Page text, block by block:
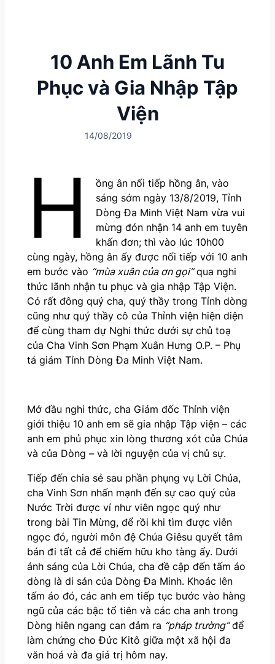
10 Anh Em Lãnh Tu
Phục và Gia Nhập Tập
Viện
14/08/2019
H
ồng ân nối tiếp hồng ân, vào
sáng sớm ngày 13/8/2019, Tỉnh
Dòng Đa Minh Việt Nam vừa vui
mừng đón nhận 14 anh em tuyên
khấn đơn; thì vào lúc 10h00
cùng ngày, hồng ân ấy được nối tiếp với 10 anh
em bước vào “mùa xuân của ơn gọi”qua nghi
thức lãnh nhận tu phục và gia nhập Tập Viện.
Có rất đông quý cha, quý thầy trong Tỉnh dòng
cũng như quý thầy cô của Thỉnh viện hiện diện
để cùng tham dự Nghi thức dưới sự chủ toạ
của Cha Vinh Sơn Phạm Xuân Hưng O.P. – Phụ
tá giám Tỉnh Dòng Đa Minh Việt Nam.
Mở đầu nghi thức, cha Giám đốc Thỉnh viện
giới thiệu 10 anh em sẽ gia nhập Tập viện – các
anh em phủ phục xin lòng thương xót của Chúa
và của Dòng – và lời nguyện của vị chủ sự.
Tiếp đến chia sẻ sau phần phụng vụ Lời Chúa,
cha Vinh Sơn nhấn mạnh đến sự cao quý của
Nước Trời được ví như viên ngọc quý như
trong bài Tin Mừng, để rồi khi tìm được viên
ngọc đó, người môn đệ Chúa Giêsu quyết tâm
bán đi tất cả để chiếm hữu kho tàng ấy. Dưới
ánh sáng của Lời Chúa, cha đề cập đến tấm áo
dòng là di sản của Dòng Đa Minh. Khoác lên
tấm áo đó, các anh em tiếp tục bước vào hàng
ngũ của các bậc tổ tiên và các cha anh trong
Dòng hiên ngang can đảm ra “pháp trường”để
làm chứng cho Đức Kitô giữa một xã hội đa
văn hoá và đa giá trị hôm nay.